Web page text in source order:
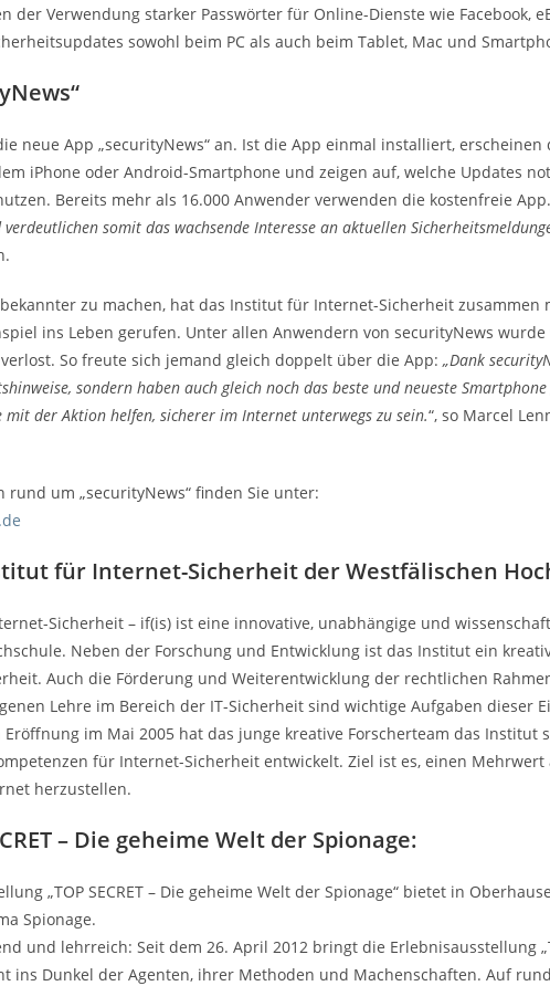
der Verwendung starker Passwörter für Online-Dienste wie Facebook,
sowohl beim PC als auch beim Tablet, Mac und
neue App „securityNews“ an. Ist die App einmal installiert,
iPhone oder Android-Smartphone und zeigen auf, welche Updates
Bereits mehr als 16.000 Anwender verwenden die kostenfreie
somit das wachsende Interesse an aktuellen
zu machen, hat das Institut für Internet-Sicherheit
ins Leben gerufen. Unter allen Anwendern von securityNews wurde
So freute sich jemand gleich doppelt über die App:„Dank
sondern haben auch gleich noch das beste und neueste
mit der Aktion helfen, sicherer im Internet unterwegs zu sein.“, so Marcel
rund um „securityNews“ finden Sie unter:
für Internet-Sicherheit der Westfälischen
Sicherheit – if(is) ist eine innovative, unabhängige und
Neben der Forschung und Entwicklung ist das Institut ein
Auch die Förderung und Weiterentwicklung der rechtlichen
Lehre im Bereich der IT-Sicherheit sind wichtige Aufgaben dieser
im Mai 2005 hat das junge kreative Forscherteam das Institut
für Internet-Sicherheit entwickelt. Ziel ist es, einen
herzustellen.
– Die geheime Welt der Spionage:
„TOP SECRET – Die geheime Welt der Spionage“ bietet in
Spionage.
und lehrreich: Seit dem 26. April 2012 bringt die Erlebnisausstellung
ins Dunkel der Agenten, ihrer Methoden und Machenschaften. Auf